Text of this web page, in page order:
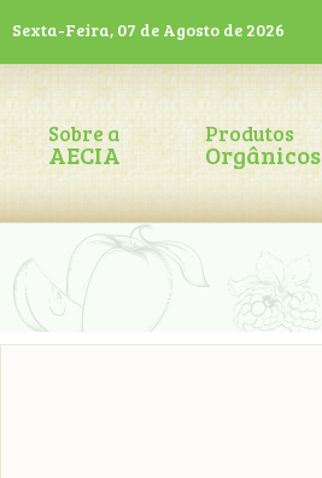
Sexta-Feira, 07 de Agosto de 2026
Sobre a
AECIA
Produtos
Orgânicos